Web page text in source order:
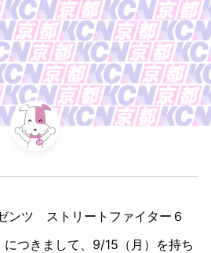
ンツ　ストリートファイター６
つきまして、9/15（月）を持ち